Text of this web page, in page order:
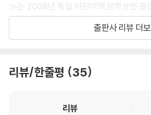
≫는 2008년 독일 어린이책 문학상인 골
이 책의 주인공 릴리에게는 감추고 싶은
감추려고 안간힘을 쓰기 때문이다.
10권 ≪날아라 펭귄아, 드넓은 하늘로
출판사 리뷰 더보
리뷰/한줄평 35
리뷰